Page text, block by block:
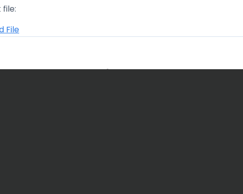
File